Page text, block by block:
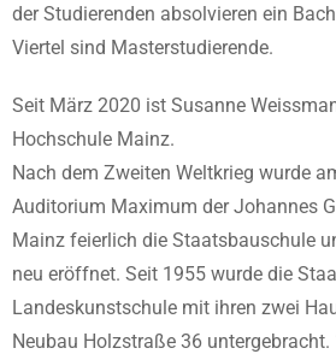
der Studierenden absolvieren ein
Viertel sind Masterstudierende.
Seit März 2020 ist Susanne
Hochschule Mainz.
Nach dem Zweiten Weltkrieg wurde
Auditorium Maximum der Johannes
Mainz feierlich die Staatsbauschule
neu eröffnet. Seit 1955 wurde die
Landeskunstschule mit ihren zwei
Neubau Holzstraße 36